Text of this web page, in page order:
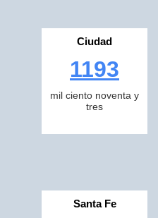
Ciudad
1193
mil ciento noventa y
tres
Santa Fe